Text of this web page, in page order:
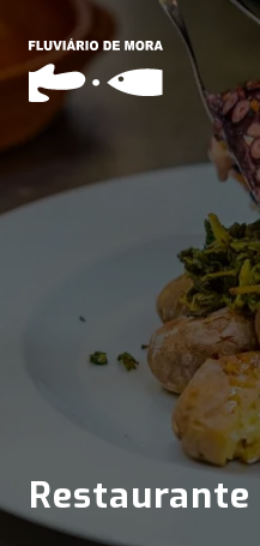
Restaurante